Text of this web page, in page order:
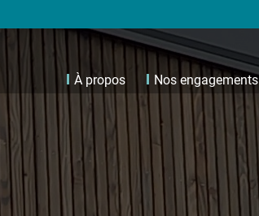
À propos Nos engagements